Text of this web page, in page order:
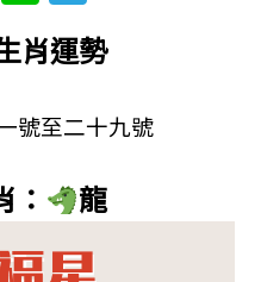
e n
e
el
e
a
m
肖運勢
號至二十九號
： 龍